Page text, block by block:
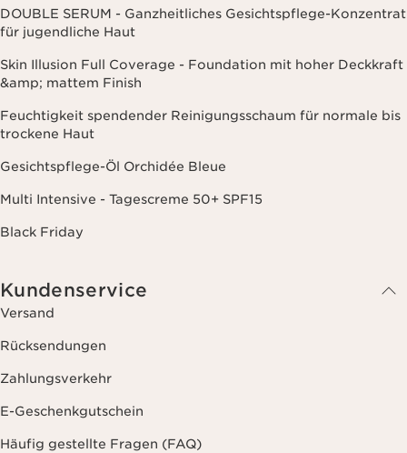
DOUBLE SERUM - Ganzheitliches Gesichtspflege-Konzentrat
für jugendliche Haut
Skin Illusion Full Coverage - Foundation mit hoher Deckkraft
&amp; mattem Finish
Feuchtigkeit spendender Reinigungsschaum für normale bis
trockene Haut
Gesichtspflege-Öl Orchidée Bleue
Multi Intensive - Tagescreme 50+ SPF15
Black Friday
Kundenservice
Versand
Rücksendungen
Zahlungsverkehr
E-Geschenkgutschein
Häufig gestellte Fragen (FAQ)